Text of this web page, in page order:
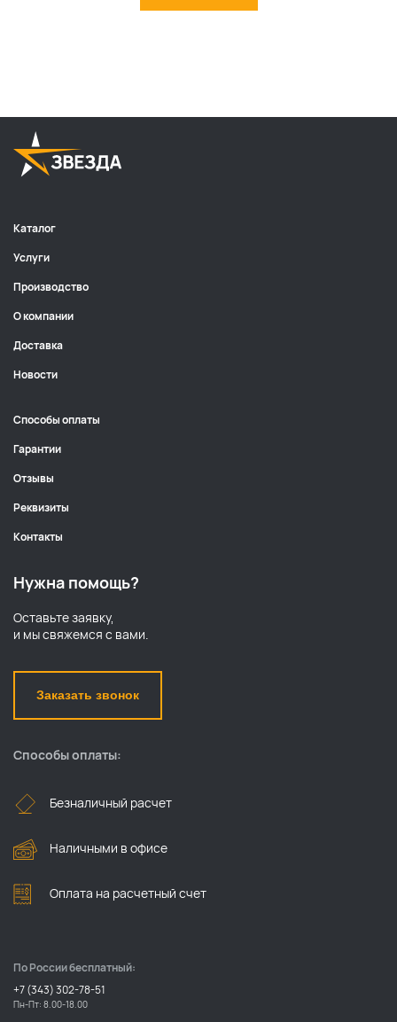
Нужна помощь?
Оставьте заявку,
и мы свяжемся с вами.
Заказать звонок
Каталог
Услуги
Производство
О компании
Доставка
Новости
Способы оплаты
Гарантии
Отзывы
Реквизиты
Контакты
Способы оплаты:
Безналичный расчет
Наличными в офисе
Оплата на расчетный счет
По России бесплатный:
+7 (343) 302-78-51
Пн-Пт: 8.00-18.00